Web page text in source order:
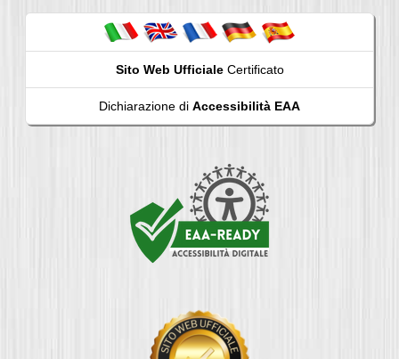
Sito Web UfficialeCertificato
Dichiarazione di Accessibilità EAA